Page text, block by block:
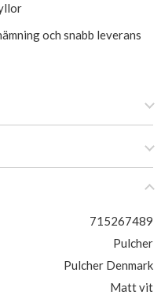
och snabb leverans
715267489
Pulcher
Pulcher Denmark
Matt vit